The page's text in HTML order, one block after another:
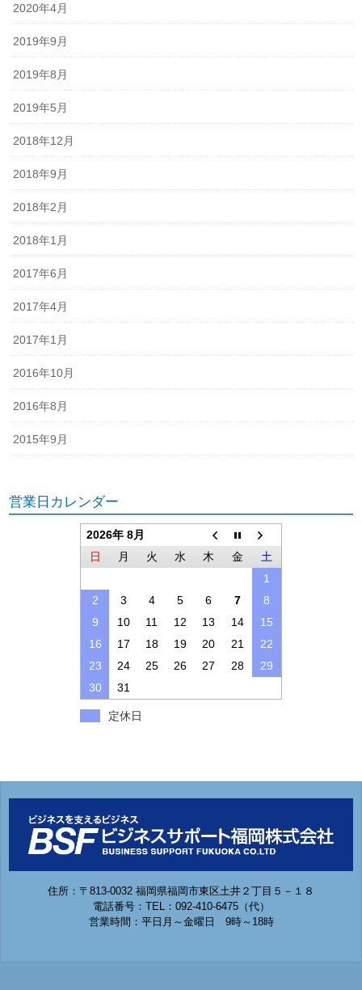
2020年4月
2019年9月
2019年8月
2019年5月
2018年12月
2018年9月
2018年2月
2018年1月
2017年6月
2017年4月
2017年1月
2016年10月
2016年8月
2015年9月
営業日カレンダー
2026年 8月
日
月 火 水 木 金
土
1
2
3 4 5 6 7
8
9
10 11 12 13 14
15
16
17 18 19 20 21
22
23
24 25 26 27 28
29
30
31
定休日
住所：〒813-0032 福岡県福岡市東区土井２丁目５－１８
電話番号：TEL：092-410-6475（代）
営業時間：平日月～金曜日 9時～18時